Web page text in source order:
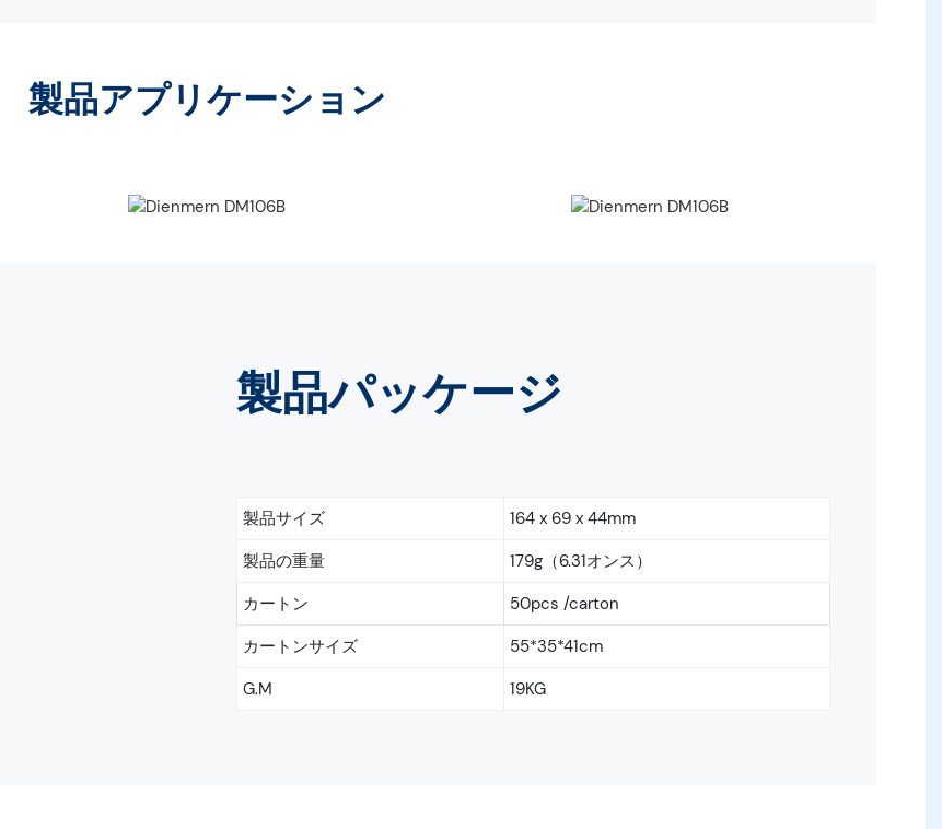
製品アプリケーション
製品パッケージ
製品サイズ
164 x 69 x 44mm
製品の重量
179g（6.31オンス）
カートン
50pcs /carton
カートンサイズ
55*35*41cm
G.M
19KG